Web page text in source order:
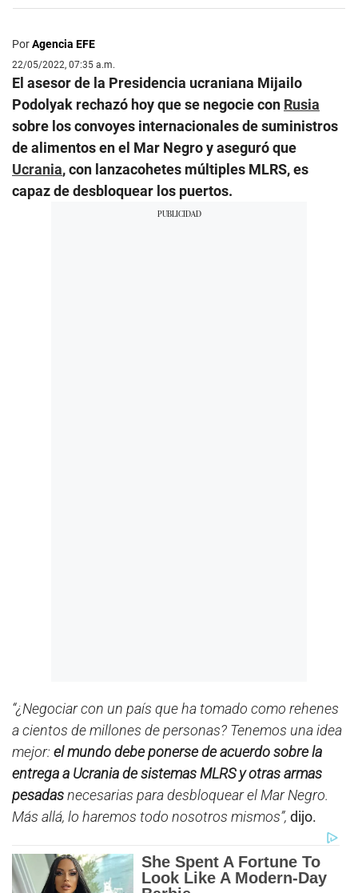
PorAgencia EFE
22/05/2022, 07:35 a.m.
El asesor de la Presidencia ucraniana Mijailo
Podolyak rechazó hoy que se negocie con Rusia
sobre los convoyes internacionales de suministros
de alimentos en el Mar Negro y aseguró que
Ucrania, con lanzacohetes múltiples MLRS, es
capaz de desbloquear los puertos.
“¿Negociar con un país que ha tomado como rehenes
a cientos de millones de personas? Tenemos una idea
mejor: el mundo debe ponerse de acuerdo sobre la
entrega a Ucrania de sistemas MLRS y otras armas
pesadasnecesarias para desbloquear el Mar Negro.
Más allá, lo haremos todo nosotros mismos”, dijo.